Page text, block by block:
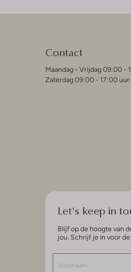
Contact
Maandag - Vrijdag 09:00 -
Zaterdag 09:00 - 17:00 uur
Let's keep in
Blijf op de hoogte van
jou. Schrijf je in voor